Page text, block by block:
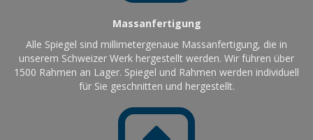
Massanfertigung
Alle Spiegel sind millimetergenaue Massanfertigung, die in
unserem Schweizer Werk hergestellt werden. Wir führen über
1500 Rahmen an Lager. Spiegel und Rahmen werden individuell
für Sie geschnitten und hergestellt.